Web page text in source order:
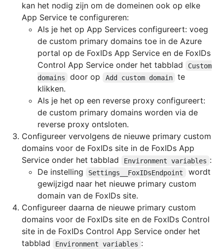
kan het nodig zijn om de domeinen ook op elke
App Service te configureren:
Als je het op App Services configureert: voeg
de custom primary domains toe in de Azure
portal op de FoxIDs App Service en de FoxIDs
Control App Service onder het tabblad
Custom
domains
door op Add custom domain
te
klikken.
Als je het op een reverse proxy configureert:
de custom primary domains worden via de
reverse proxy ontsloten.
Configureer vervolgens de nieuwe primary custom
domains voor de FoxIDs site in de FoxIDs App
Service onder het tabblad
Environment variables :
De instelling
Settings__FoxIDsEndpoint
wordt
gewijzigd naar het nieuwe primary custom
domain van de FoxIDs site.
Configureer daarna de nieuwe primary custom
domains voor de FoxIDs site en de FoxIDs Control
site in de FoxIDs Control App Service onder het
tabblad
Environment variables :